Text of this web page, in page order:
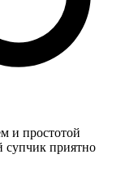
и простотой
супчик приятно